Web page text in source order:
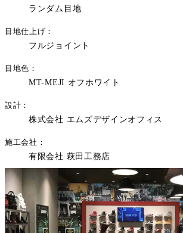
ランダム目地
目地仕上げ
フルジョイント
目地色
MT-MEJI オフホワイト
設計
株式会社 エムズデザインオフィス
施工会社
有限会社 萩田工務店